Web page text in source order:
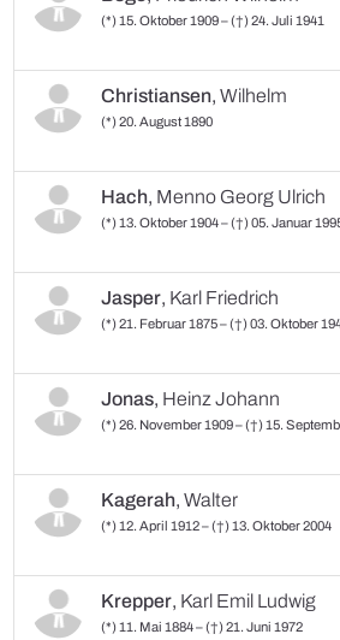
(*) 15. Oktober 1909 – (†) 24. Juli 1941
Christiansen, Wilhelm
(*) 20. August 1890
Hach, Menno Georg Ulrich
(*) 13. Oktober 1904 – (†) 05. Januar
Jasper, Karl Friedrich
(*) 21. Februar 1875 – (†) 03. Oktober
Jonas, Heinz Johann
(*) 26. November 1909 – (†) 15.
Kagerah, Walter
(*) 12. April 1912 – (†) 13. Oktober 2004
Krepper, Karl Emil Ludwig
(*) 11. Mai 1884 – (†) 21. Juni 1972